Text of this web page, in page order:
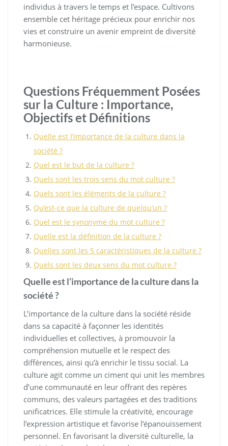
individus à travers le temps et l’espace. Cultivons
ensemble cet héritage précieux pour enrichir nos
vies et construire un avenir empreint de diversité
harmonieuse.
Questions Fréquemment Posées
sur la Culture : Importance,
Objectifs et Définitions
Quelle est l’importance de la culture dans la
société ?
Quel est le but de la culture ?
Quels sont les trois sens du mot culture ?
Quels sont les éléments de la culture ?
Qu’est-ce que la culture de quelqu’un ?
Quel est le synonyme du mot culture ?
Quelle est la définition de la culture ?
Quelles sont les 5 caractéristiques de la culture ?
Quels sont les deux sens du mot culture ?
Quelle est l’importance de la culture dans la
société ?
L’importance de la culture dans la société réside
dans sa capacité à façonner les identités
individuelles et collectives, à promouvoir la
compréhension mutuelle et le respect des
différences, ainsi qu’à enrichir le tissu social. La
culture agit comme un ciment qui unit les membres
d’une communauté en leur offrant des repères
communs, des valeurs partagées et des traditions
unificatrices. Elle stimule la créativité, encourage
l’expression artistique et favorise l’épanouissement
personnel. En favorisant la diversité culturelle, la